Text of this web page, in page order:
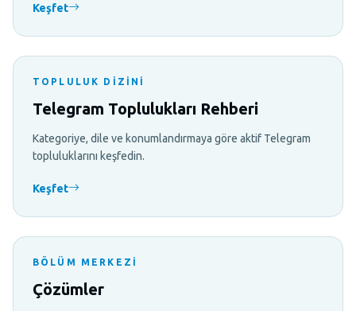
Keşfet
TOPLULUK DIZINI
Telegram Toplulukları Rehberi
Kategoriye, dile ve konumlandırmaya göre aktif Telegram
topluluklarını keşfedin.
Keşfet
BÖLÜM MERKEZI
Çözümler